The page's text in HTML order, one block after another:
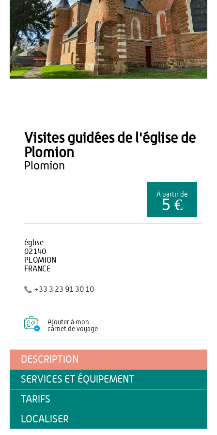
Office de Tourisme du Pays de Thiérache
Visites guidées de l'église de
Plomion
plomion
À partir de
5 €
église
02140
PLOMION
FRANCE
+33 3 23 91 30 10
Ajouter à mon
carnet de voyage
DESCRIPTION
SERVICES ET ÉQUIPEMENT
TARIFS
LOCALISER